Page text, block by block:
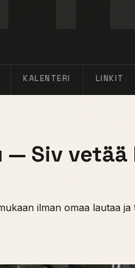
KALENTERI LINKIT
Siv
ilman omaa lautaa